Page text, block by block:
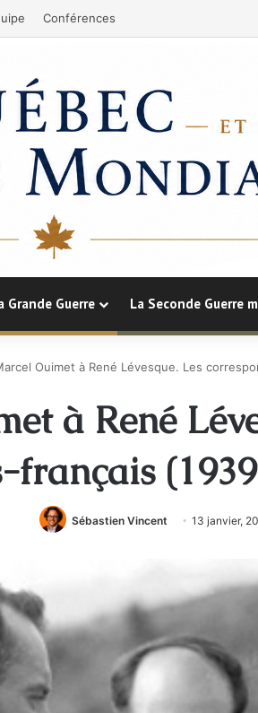
Conférences
Grande Guerre La Seconde Guerre
Ouimet à René Lévesque. Les
à René
Sébastien Vincent 13 janvier,